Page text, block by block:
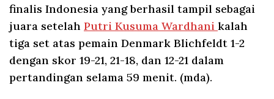
finalis Indonesia yang berhasil tampil sebagai
juara setelah Putri Kusuma Wardhani kalah
tiga set atas pemain Denmark Blichfeldt 1-2
dengan skor 19-21, 21-18, dan 12-21 dalam
pertandingan selama 59 menit. (mda).